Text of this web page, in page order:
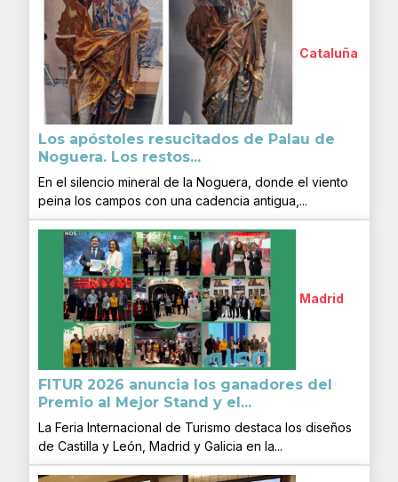
Cataluña
Los apóstoles resucitados de Palau de
Noguera. Los restos...
En el silencio mineral de la Noguera, donde el viento
peina los campos con una cadencia antigua,...
Madrid
FITUR 2026 anuncia los ganadores del
Premio al Mejor Stand y el...
La Feria Internacional de Turismo destaca los diseños
de Castilla y León, Madrid y Galicia en la...